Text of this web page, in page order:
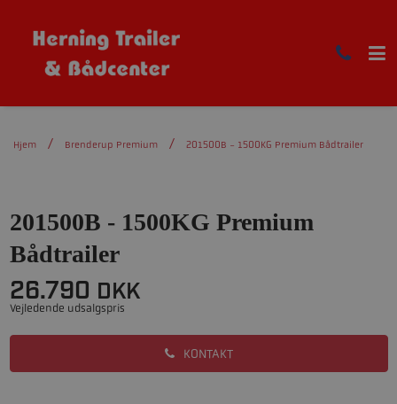
Hjem Brenderup Premium 201500B - 1500KG Premium Bådtrailer
KONTAKT
201500B - 1500KG Premium
Bådtrailer
26.790 DKK
Vejledende udsalgspris